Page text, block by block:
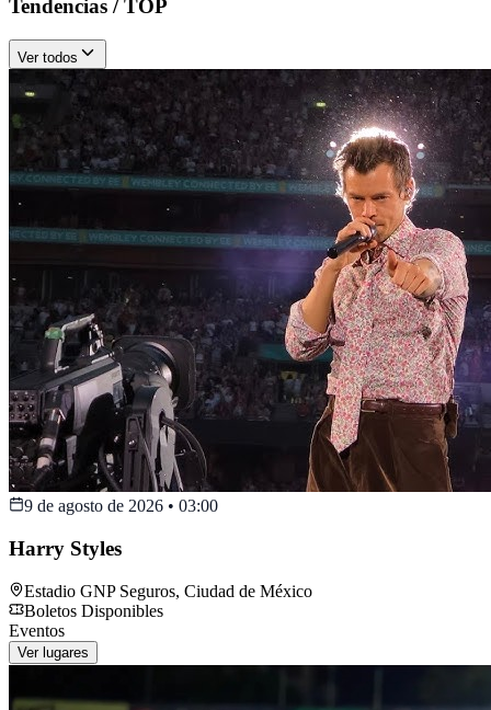
Tendencias / TOP
Ver todos
9 de agosto de 2026 • 03:00
Harry Styles
Estadio GNP Seguros, Ciudad de México
Boletos Disponibles
Eventos
Ver lugares